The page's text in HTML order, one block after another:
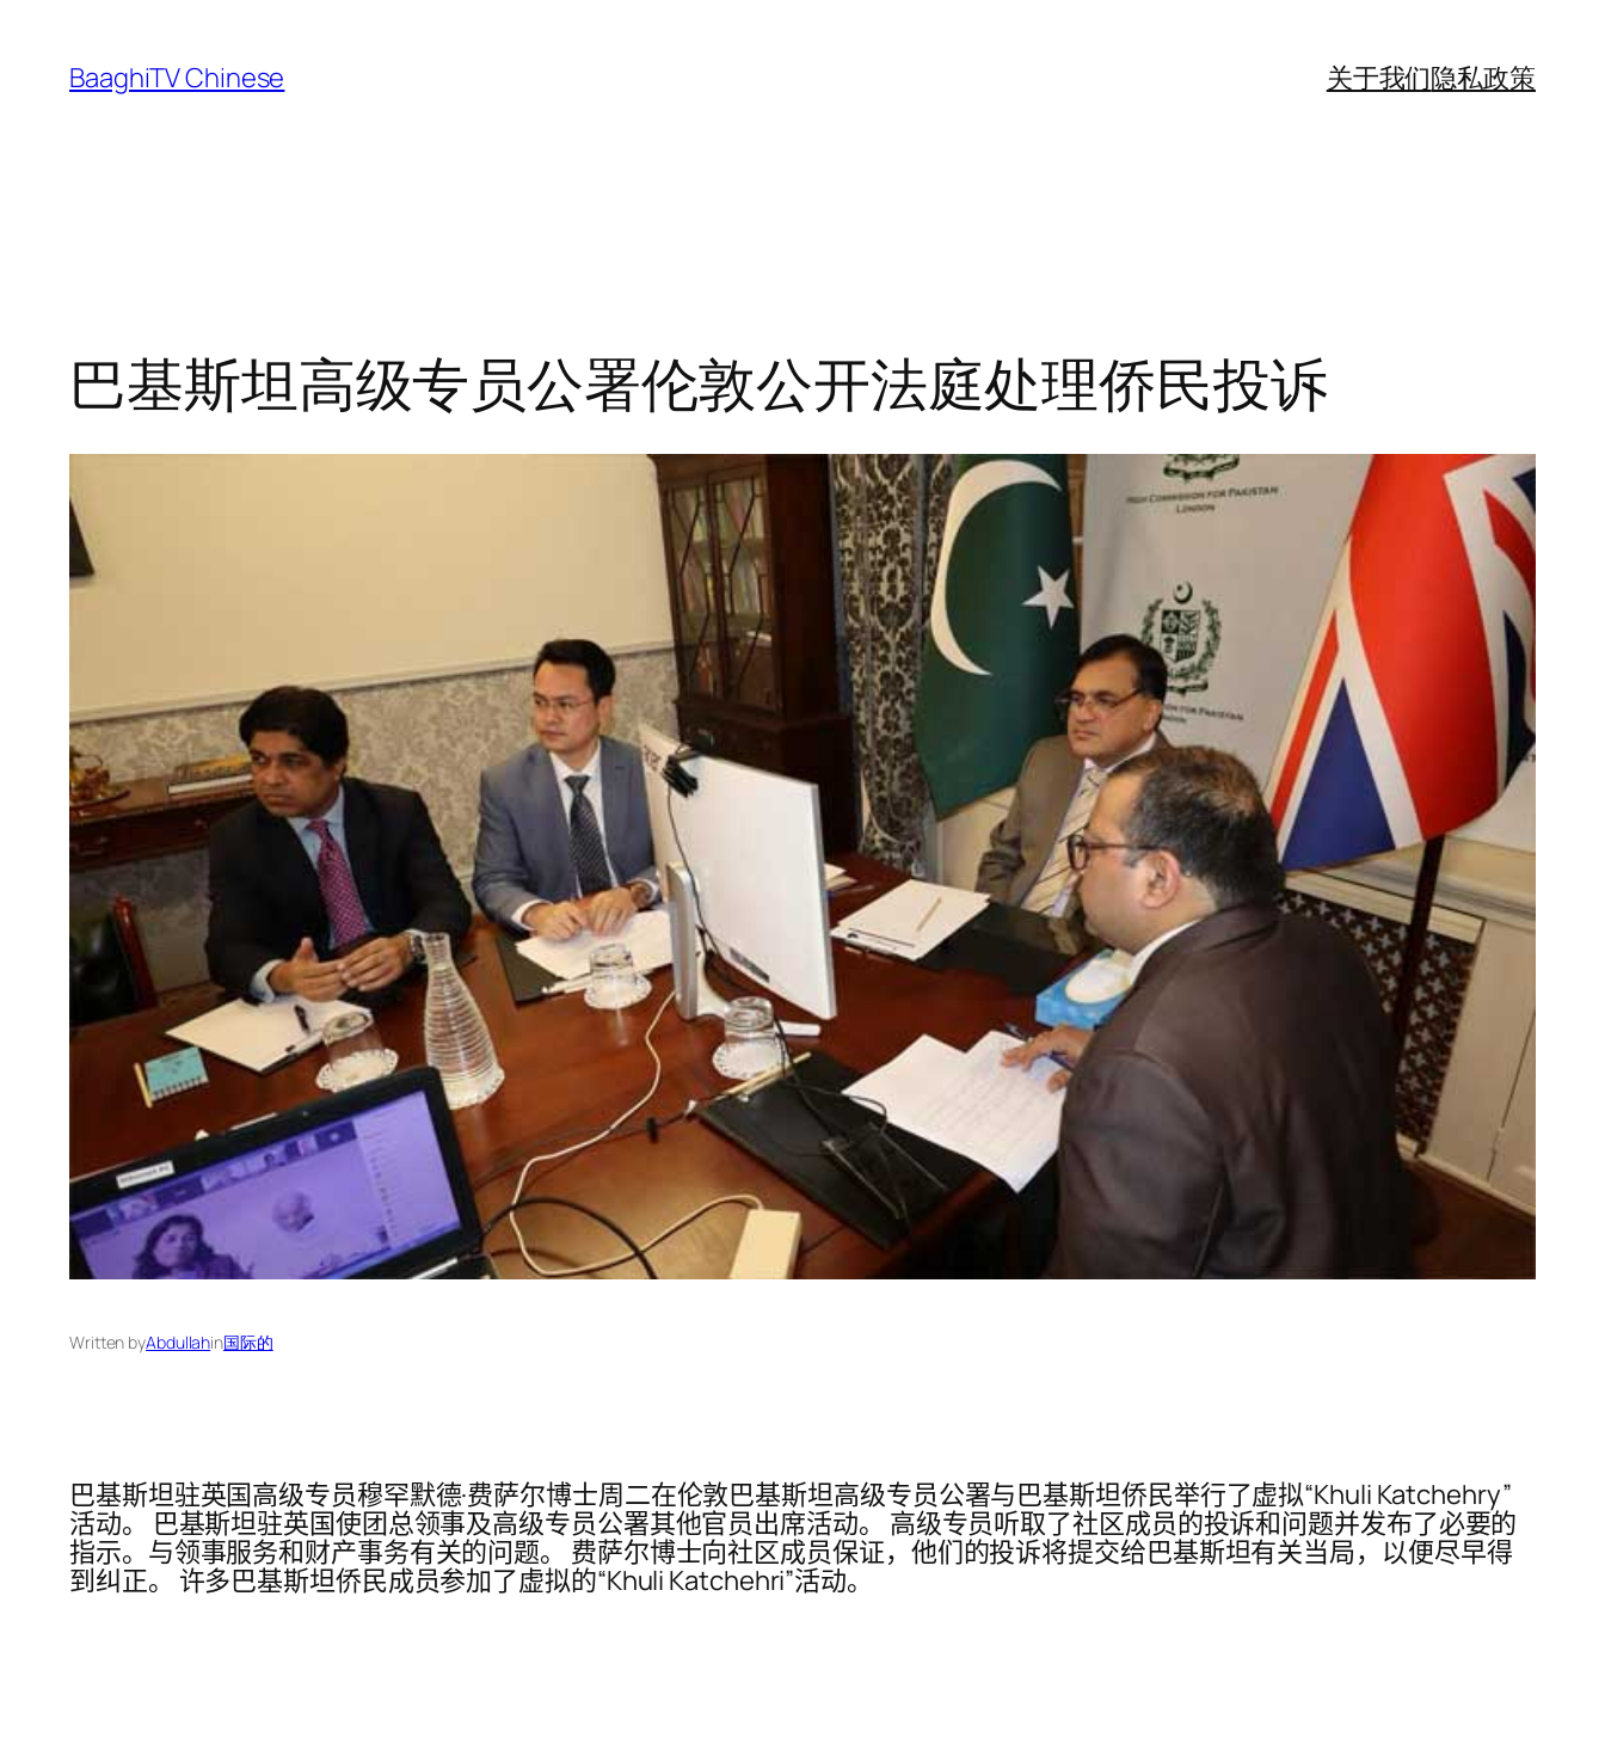
content
BaaghiTV Chinese 关于我们隐私政策
巴基斯坦高级专员公署伦敦公开法庭处理侨民​​投诉
Written byAbdullahin国际的
巴基斯坦驻英国高级专员穆罕默德·费萨尔博士周二在伦敦巴基斯坦高级专员公署与巴基斯坦侨民举行了虚拟“Khuli Katchehry”
活动。 巴基斯坦驻英国使团总领事及高级专员公署其他官员出席活动。 高级专员听取了社区成员的投诉和问题并发布了必要的
指示。与领事服务和财产事务有关的问题。 费萨尔博士向社区成员保证，他们的投诉将提交给巴基斯坦有关当局，以便尽早得
到纠正。 许多巴基斯坦侨民成员参加了虚拟的“Khuli Katchehri”活动。